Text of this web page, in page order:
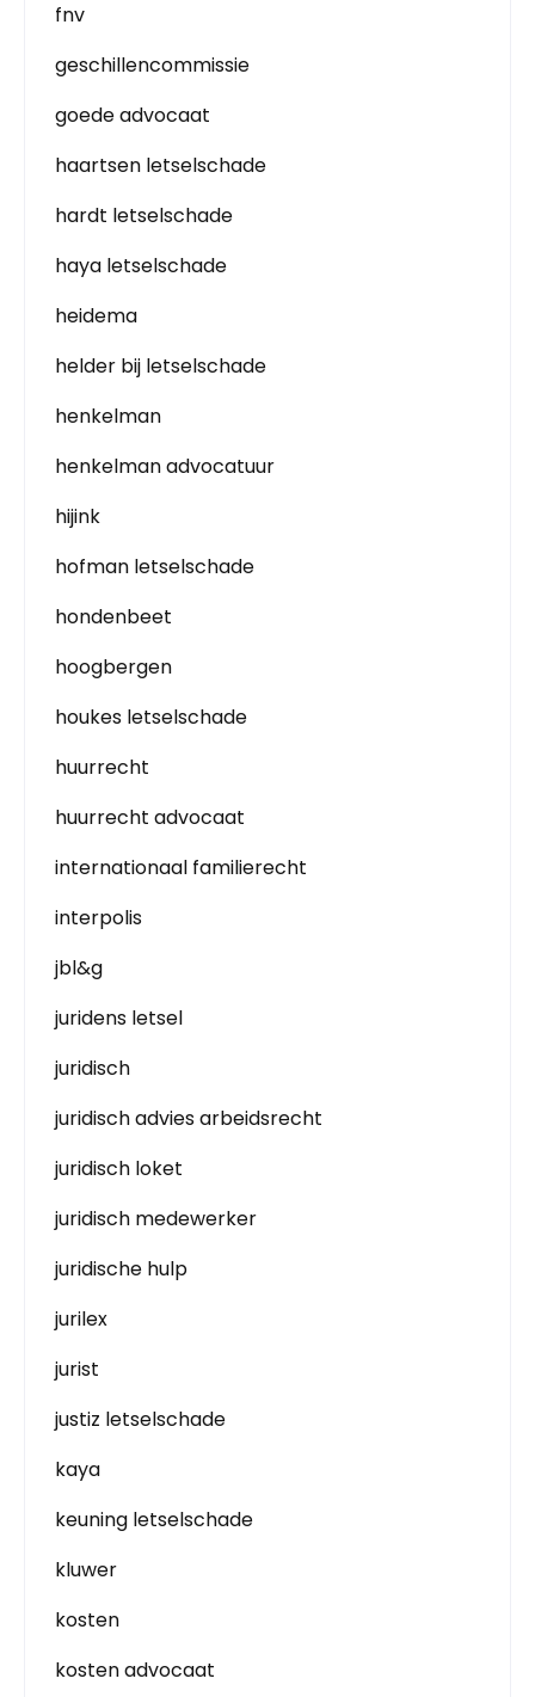
fnv
geschillencommissie
goede advocaat
haartsen letselschade
hardt letselschade
haya letselschade
heidema
helder bij letselschade
henkelman
henkelman advocatuur
hijink
hofman letselschade
hondenbeet
hoogbergen
houkes letselschade
huurrecht
huurrecht advocaat
internationaal familierecht
interpolis
jbl&g
juridens letsel
juridisch
juridisch advies arbeidsrecht
juridisch loket
juridisch medewerker
juridische hulp
jurilex
jurist
justiz letselschade
kaya
keuning letselschade
kluwer
kosten
kosten advocaat